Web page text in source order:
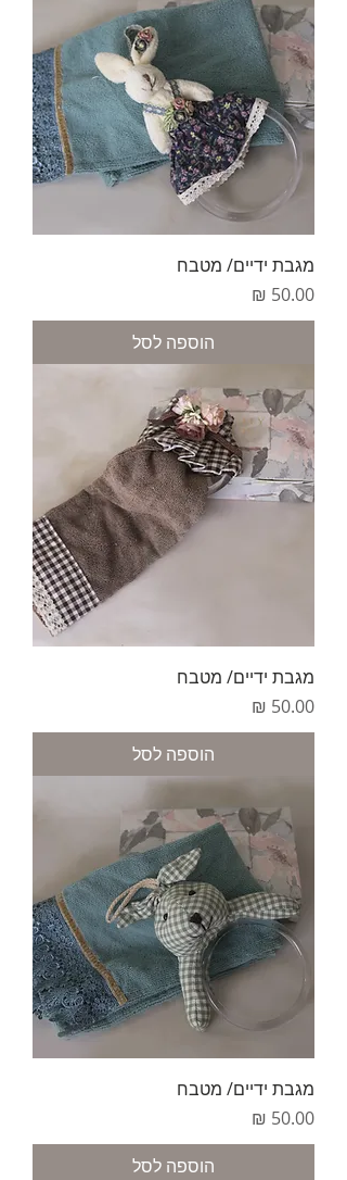
מגבת ידיים/ מטבח
מחיר
הוספה לסל
מגבת ידיים/ מטבח
מחיר
הוספה לסל
מגבת ידיים/ מטבח
מחיר
הוספה לסל